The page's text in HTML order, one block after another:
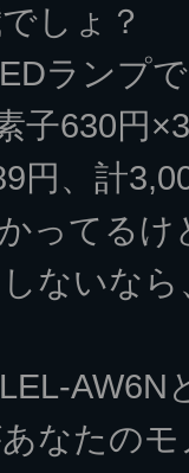
しょ？
ランプ
子630円
円、計
ってるけ
ないな
AW6N
なたのモ